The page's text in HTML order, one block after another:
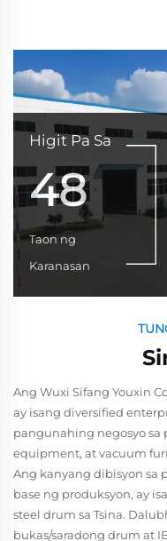
Higit Pa Sa
48
Taon ng
Karanasan
Ang Wuxi Sifang Youxin
ay isang diversified
pangunahing negosyo
equipment, at vacuum
Ang kanyang dibisyon sa
base ng produksyon, ay
steel drum sa Tsina.
bukas/saradong drum at